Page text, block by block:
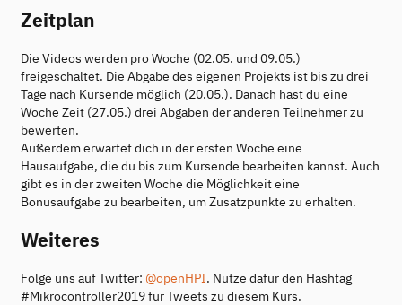
Zeitplan
Die Videos werden pro Woche (02.05. und 09.05.)
freigeschaltet. Die Abgabe des eigenen Projekts ist bis zu drei
Tage nach Kursende möglich (20.05.). Danach hast du eine
Woche Zeit (27.05.) drei Abgaben der anderen Teilnehmer zu
bewerten.
Außerdem erwartet dich in der ersten Woche eine
Hausaufgabe, die du bis zum Kursende bearbeiten kannst. Auch
gibt es in der zweiten Woche die Möglichkeit eine
Bonusaufgabe zu bearbeiten, um Zusatzpunkte zu erhalten.
Weiteres
Folge uns auf Twitter: @openHPI. Nutze dafür den Hashtag
#Mikrocontroller2019 für Tweets zu diesem Kurs.